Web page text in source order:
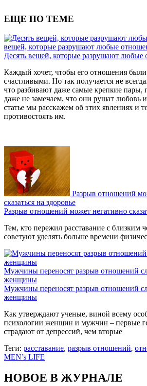
ЕЩЕ ПО ТЕМЕ
вещей, которые разрушают любые
Десять вещей, которые разрушают любые
Каждый хочет, чтобы его отношения
счастливыми. Но так получается не
что разбивают даже самые крепкие
даже не замечаем, что они рушат любовь
статье мы расскажем об этих явлениях и
противостоять им.
Разрыв отношений
сказаться на здоровье
Разрыв отношений может негативно
Тем, кто пережил расставание с близким
советуют уделять больше времени
Мужчины переносят разрыв отношений
женщины
Мужчины переносят разрыв отношений
женщины
Как утверждают ученые, виной всему
психологии женщин и мужчин – первые
страдают от депрессий, чем вторые
Теги: расставание, разрыв отношений,
MEN’s LIFE
НОВОЕ В ЖУРНАЛЕ